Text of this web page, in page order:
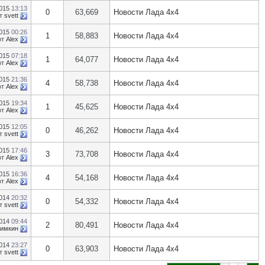
13:13
svett 0 63,669 Новости Лада 4х4
00:26
Alex 1 58,883 Новости Лада 4х4
07:18
Alex 1 64,077 Новости Лада 4х4
21:36
Alex 4 58,738 Новости Лада 4х4
19:34
Alex 1 45,625 Новости Лада 4х4
12:05
svett 0 46,262 Новости Лада 4х4
17:46
Alex 3 73,708 Новости Лада 4х4
16:36
Alex 4 54,168 Новости Лада 4х4
20:32
svett 0 54,332 Новости Лада 4х4
09:44
2 80,491 Новости Лада 4х4
23:27
svett 0 63,903 Новости Лада 4х4